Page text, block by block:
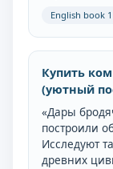
English book 1
Купить
(уютный
«Дары
построили
Исследуют
древних